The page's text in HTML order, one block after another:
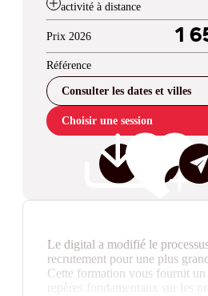
activité à distance
Prix 2026 1
Référence
Consulter les dates et villes
Choisir une session
Le digital a modifié le
recrutement pour une plus
Cette formation vous fournit un
repères fondamentaux sur les